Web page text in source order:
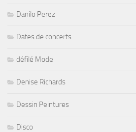
Danilo Perez
Dates de concerts
défilé Mode
Denise Richards
Dessin Peintures
Disco